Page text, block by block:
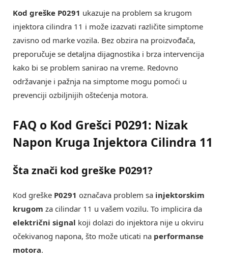
Kod greške P0291 ukazuje na problem sa krugom
injektora cilindra 11 i može izazvati različite simptome
zavisno od marke vozila. Bez obzira na proizvođača,
preporučuje se detaljna dijagnostika i brza intervencija
kako bi se problem sanirao na vreme. Redovno
održavanje i pažnja na simptome mogu pomoći u
prevenciji ozbiljnijih oštećenja motora.
FAQ o Kod Grešci P0291: Nizak
Napon Kruga Injektora Cilindra 11
Šta znači kod greške P0291?
Kod greške P0291 označava problem sa injektorskim
krugom za cilindar 11 u vašem vozilu. To implicira da
električni signal koji dolazi do injektora nije u okviru
očekivanog napona, što može uticati na performanse
motora.